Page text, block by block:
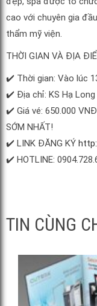
cao với chuyên gia
thẩm mỹ viện.
THỜI GIAN VÀ ĐỊA
✔️ Thời gian: Vào lúc
✔️ Địa chỉ: KS Hạ Long
✔️ Giá vé: 650.000
SỚM NHẤT!
✔️ LINK ĐĂNG KÝ
✔️ HOTLINE:
TIN CÙNG